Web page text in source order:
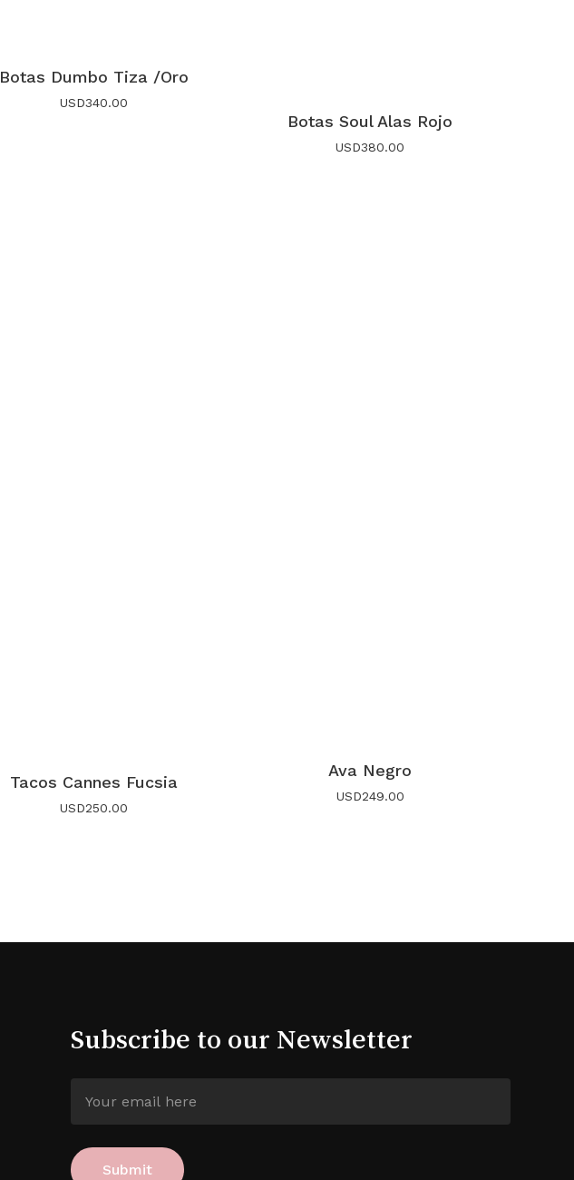
Botas Dumbo Tiza /Oro
USD340.00
Botas Soul Alas Rojo
USD380.00
Tacos Cannes Fucsia
USD250.00
Ava Negro
USD249.00
Subscribe to our Newsletter